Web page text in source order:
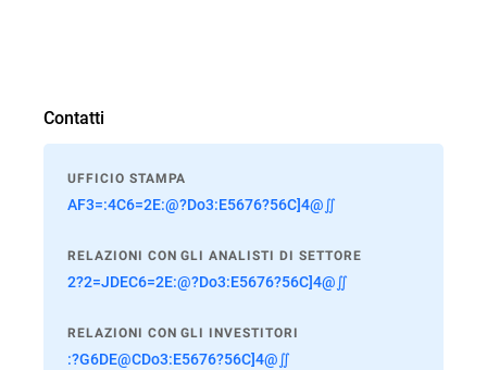
Contatti
UFFICIO STAMPA
AF3=:4C6=2E:@?Do3:E5676?56C]4@∬
RELAZIONI CON GLI ANALISTI DI SETTORE
2?2=JDEC6=2E:@?Do3:E5676?56C]4@∬
RELAZIONI CON GLI INVESTITORI
:?G6DE@CDo3:E5676?56C]4@∬